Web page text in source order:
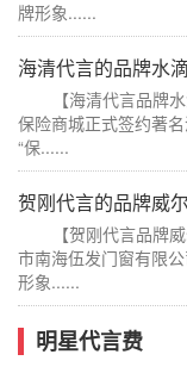
牌形象......
海清代言的品牌水
【海清代言品牌
保险商城正式签约著
“保......
贺刚代言的品牌威
【贺刚代言品牌
市南海伍发门窗有限
形象......
明星代言费